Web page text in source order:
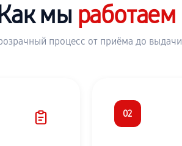
мы работаем
процесс от приёма до выдачи
02